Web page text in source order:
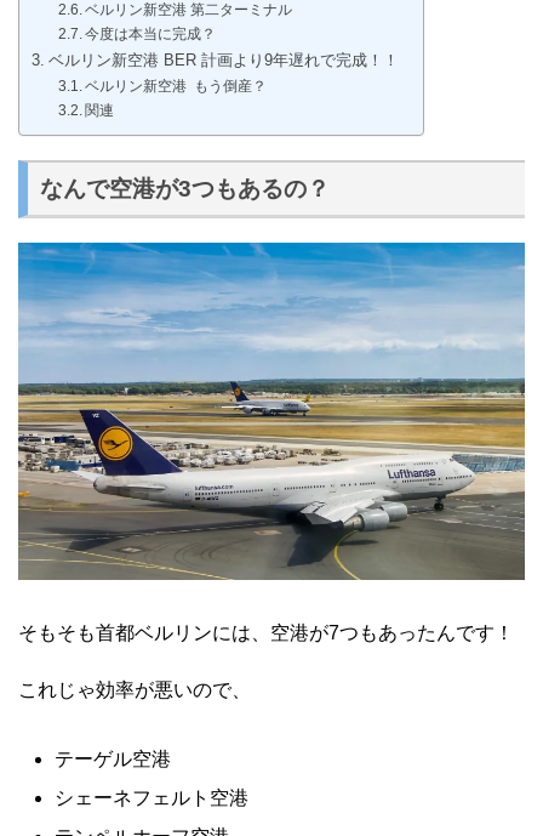
ベルリン新空港 第二ターミナル
今度は本当に完成？
ベルリン新空港 BER 計画より9年遅れで完成！！
ベルリン新空港 もう倒産？
関連
なんで空港が3つもあるの？
そもそも首都ベルリンには、空港が7つもあったんです！
これじゃ効率が悪いので、
テーゲル空港
シェーネフェルト空港